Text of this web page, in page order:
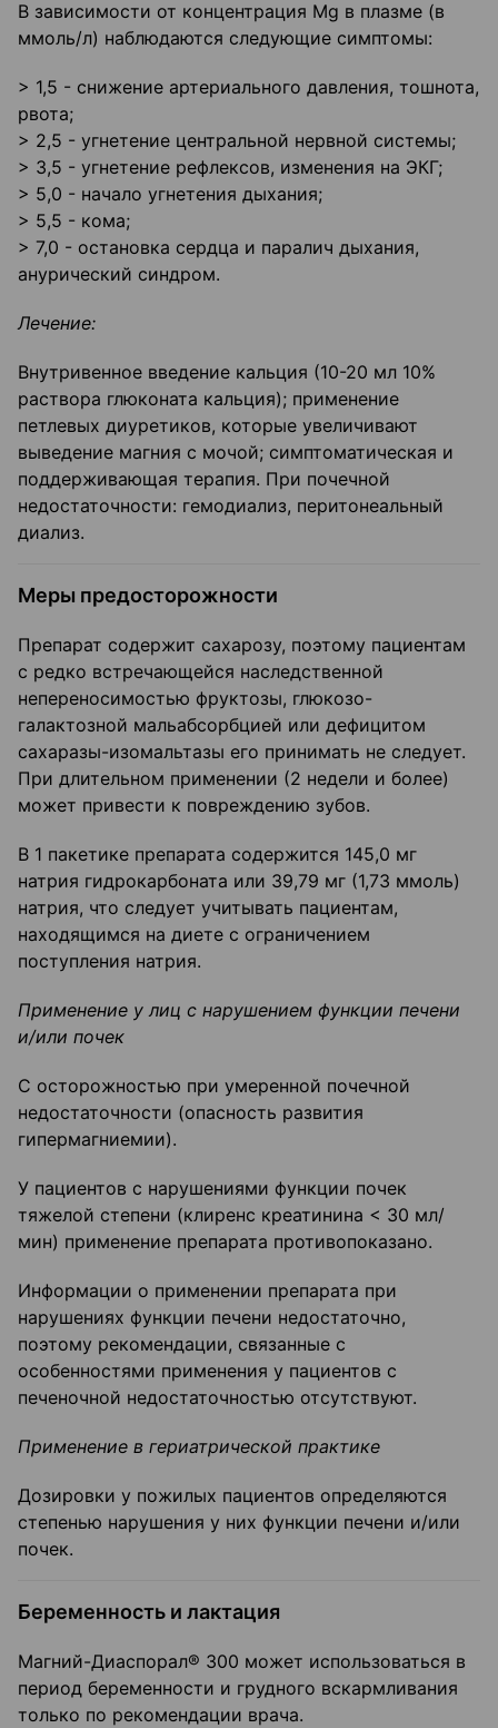
В зависимости от концентрация Mg в плазме (в
ммоль/л) наблюдаются следующие симптомы:
> 1,5 - снижение артериального давления, тошнота,
рвота;
> 2,5 - угнетение центральной нервной системы;
> 3,5 - угнетение рефлексов, изменения на ЭКГ;
> 5,0 - начало угнетения дыхания;
> 5,5 - кома;
> 7,0 - остановка сердца и паралич дыхания,
анурический синдром.
Лечение:
Внутривенное введение кальция (10-20 мл 10%
раствора глюконата кальция); применение
петлевых диуретиков, которые увеличивают
выведение магния с мочой; симптоматическая и
поддерживающая терапия. При почечной
недостаточности: гемодиализ, перитонеальный
диализ.
Меры предосторожности
Препарат содержит сахарозу, поэтому пациентам
с редко встречающейся наследственной
непереносимостью фруктозы, глюкозо-
галактозной мальабсорбцией или дефицитом
сахаразы-изомальтазы его принимать не следует.
При длительном применении (2 недели и более)
может привести к повреждению зубов.
В 1 пакетике препарата содержится 145,0 мг
натрия гидрокарбоната или 39,79 мг (1,73 ммоль)
натрия, что следует учитывать пациентам,
находящимся на диете с ограничением
поступления натрия.
Применение у лиц с нарушением функции печени
и/или почек
С осторожностью при умеренной почечной
недостаточности (опасность развития
гипермагниемии).
У пациентов с нарушениями функции почек
тяжелой степени (клиренс креатинина < 30 мл/
мин) применение препарата противопоказано.
Информации о применении препарата при
нарушениях функции печени недостаточно,
поэтому рекомендации, связанные с
особенностями применения у пациентов с
печеночной недостаточностью отсутствуют.
Применение в гериатрической практике
Дозировки у пожилых пациентов определяются
степенью нарушения у них функции печени и/или
почек.
Беременность и лактация
Магний-Диаспорал® 300 может использоваться в
период беременности и грудного вскармливания
только по рекомендации врача.